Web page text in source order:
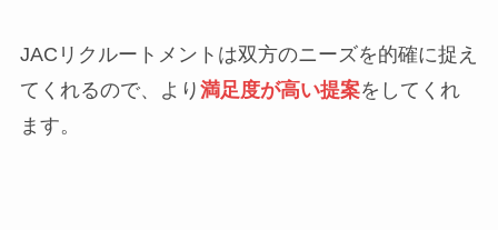
JACリクルートメントは双方のニーズを的確に捉え
てくれるので、より 満足度が高い提案をしてくれ
ます。